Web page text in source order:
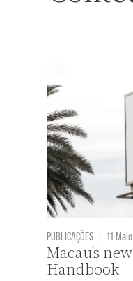
PUBLICAÇÕES | 11
Macau's
Handbook